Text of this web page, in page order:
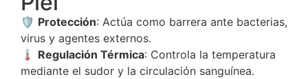
🛡️ Protección: Actúa como barrera ante bacterias,
virus y agentes externos.
🌡️ Regulación Térmica: Controla la temperatura
mediante el sudor y la circulación sanguínea.